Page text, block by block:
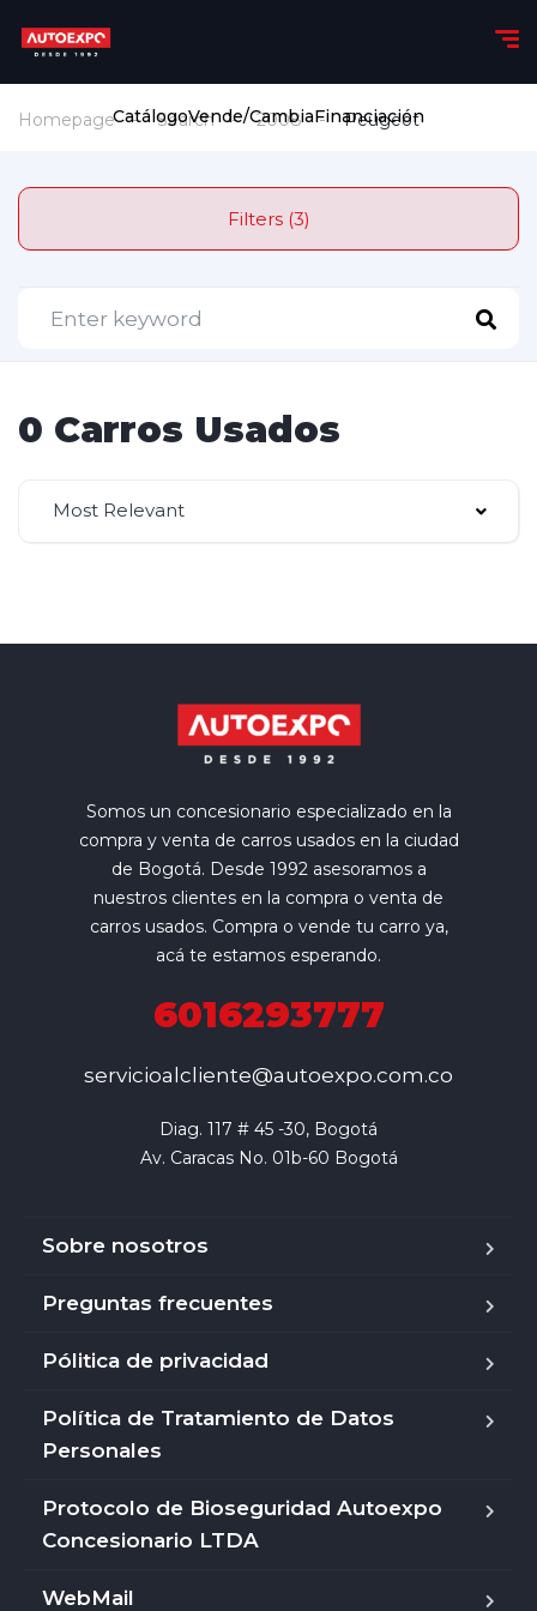
CatálogoVende/CambiaFinanciación
Homepage Search 2008 Peugeot
Filters (3)
0 Carros Usados
Most Relevant
Somos un concesionario especializado en la
compra y venta de carros usados en la ciudad
de Bogotá. Desde 1992 asesoramos a
nuestros clientes en la compra o venta de
carros usados. Compra o vende tu carro ya,
acá te estamos esperando.
6016293777
servicioalcliente@autoexpo.com.co
Diag. 117 # 45 -30, Bogotá
Av. Caracas No. 01b-60 Bogotá
Sobre nosotros
Preguntas frecuentes
Pólitica de privacidad
Política de Tratamiento de Datos
Personales
Protocolo de Bioseguridad Autoexpo
Concesionario LTDA
WebMail